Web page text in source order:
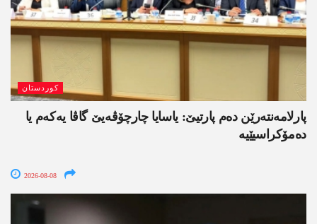
کوردستان
پارلامەنتەرێن دەم پارتیێ: یاسایا چارچۆڤەیێ گاڤا یەکەم یا
دەمۆکراسیێیە
2026-08-08